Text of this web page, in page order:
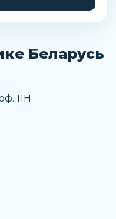
Беларусь
11H